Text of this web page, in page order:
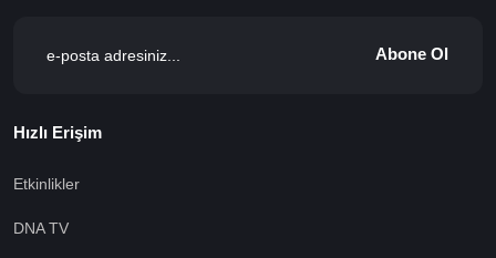
Abone Ol
Hızlı Erişim
Etkinlikler
DNA TV